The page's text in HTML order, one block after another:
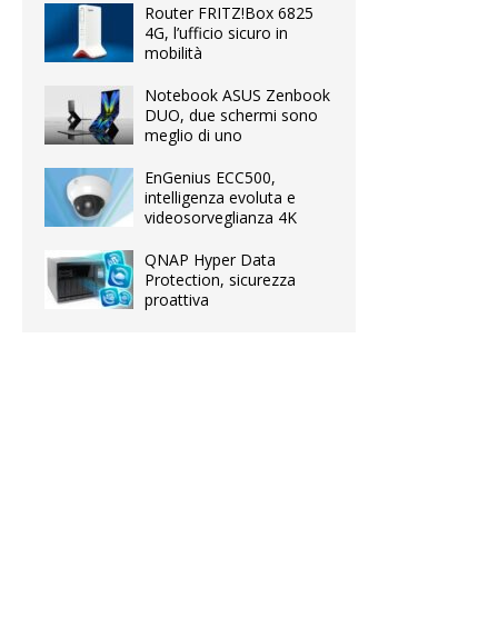
Router FRITZ!Box 6825
4G, l’ufficio sicuro in
mobilità
Notebook ASUS Zenbook
DUO, due schermi sono
meglio di uno
EnGenius ECC500,
intelligenza evoluta e
videosorveglianza 4K
QNAP Hyper Data
Protection, sicurezza
proattiva